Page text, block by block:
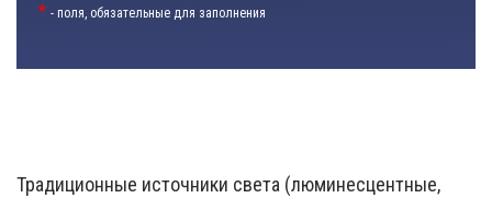
* - поля, обязательные для заполнения
Традиционные источники света (люминесцентные,